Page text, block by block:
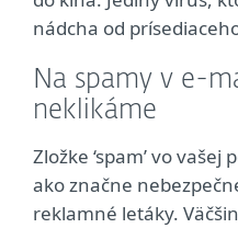
nádcha od
Na spamy v e-
neklikáme
Zložke ‘spam’ vo
ako značne
reklamné letáky.